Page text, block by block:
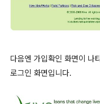
다음엔 가입확인 화면이 나
로그인 화면입니다.